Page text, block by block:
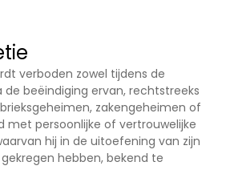
verboden zowel tijdens de
beëindiging ervan, rechtstreeks
zakengeheimen of
met persoonlijke of vertrouwelijke
hij in de uitoefening van zijn
hebben, bekend te